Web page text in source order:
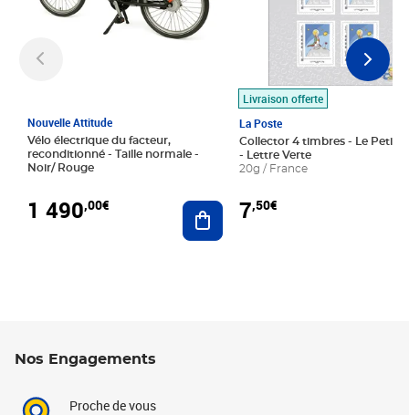
Nouvelle Attitude
Vélo électrique du facteur,
reconditionné - Taille normale -
Noir/ Rouge
1 490,00€ Ajouter au panier
Livraison offerte
La Poste
Collector 4 timbres - Le Petit
- Lettre Verte
20g / France
7,50€
Nos Engagements
Proche de vous